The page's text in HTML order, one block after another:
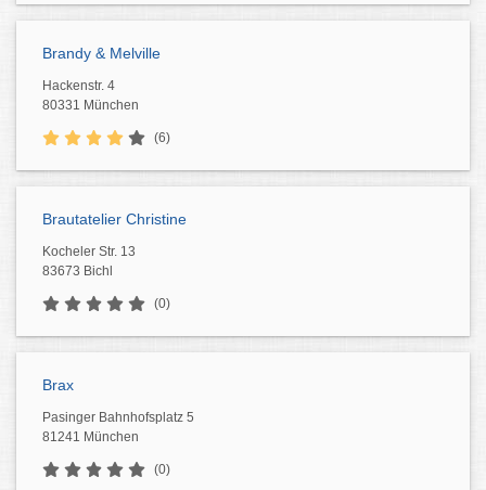
Brandy & Melville
Hackenstr. 4
80331 München
(6)
Brautatelier Christine
Kocheler Str. 13
83673 Bichl
(0)
Brax
Pasinger Bahnhofsplatz 5
81241 München
(0)